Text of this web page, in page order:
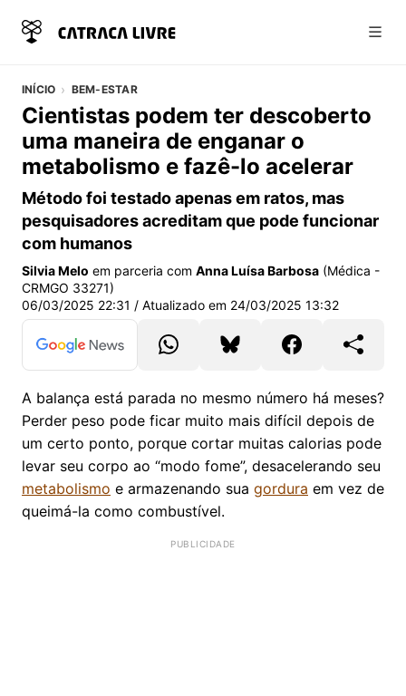
INÍCIO BEM-ESTAR
Cientistas podem ter descoberto
uma maneira de enganar o
metabolismo e fazê-lo acelerar
Método foi testado apenas em ratos, mas
pesquisadores acreditam que pode funcionar
com humanos
Silvia Melo em parceria com Anna Luísa Barbosa (Médica -
CRMGO 33271)
06/03/2025 22:31 / Atualizado em 24/03/2025 13:32
A balança está parada no mesmo número há meses?
Perder peso pode ficar muito mais difícil depois de
um certo ponto, porque cortar muitas calorias pode
levar seu corpo ao “modo fome”, desacelerando seu
metabolismo e armazenando sua gordura em vez de
queimá-la como combustível.